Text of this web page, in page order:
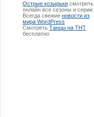
Острые козырьки смотреть
онлайн все сезоны и серии.
Всегда свежие новости из
мира WordPress
Смотреть Танцы на ТНТ
бесплатно